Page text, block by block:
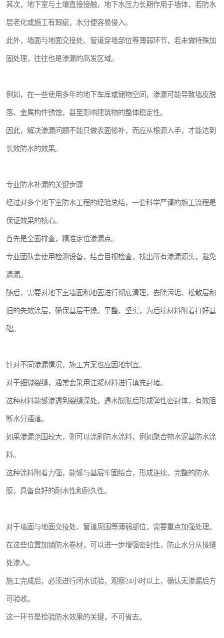
其次，地下室与土壤直接接触，地下水压力长期作用于墙体，若防水
层老化或施工有瑕疵，水分便容易侵入。
此外，墙面与地面交接处、管道穿墙部位等薄弱环节，若未做特殊加
固处理，往往也是渗漏的高发区域。
例如，在一些使用多年的地下车库或储物空间，渗漏可能导致墙皮脱
落、金属构件锈蚀，甚至影响建筑物的整体稳定性。
因此，解决渗漏问题不能只做表面修补，而应从根源入手，才能达到
长效防水的效果。
专业防水补漏的关键步骤
经过对多个地下室防水工程的经验总结，一套科学严谨的施工流程是
保证效果的核心。
首先是全面排查，精准定位渗漏点。
专业团队会使用检测设备，结合目视检查，找出所有渗漏源头，避免
遗漏。
随后，需要对地下室墙面和地面进行彻底清理，去除污垢、松散层和
旧的失效涂层，确保基层干燥、平整、坚实，为后续材料附着打好基
础。
针对不同渗漏情况，施工方案也应因地制宜。
对于细微裂缝，通常会采用注浆材料进行填充封堵。
这种材料能够渗透到裂缝深处，遇水膨胀后形成弹性密封体，有效阻
断水分通道。
如果渗漏范围较大，则可以涂刷防水涂料，例如聚合物水泥基防水涂
料。
这种涂料附着力强，能够与基层牢固结合，形成连续、完整的防水
膜，具备良好的耐水性和耐久性。
对于墙面与地面交接处、管道周围等薄弱部位，需要重点加强处理。
在这些位置加铺防水卷材，可以进一步增强密封性，防止水分从接缝
处渗入。
施工完成后，必须进行闭水试验，观察24小时以上，确认无渗漏后方
可验收。
这一环节是检验防水效果的关键，不可省去。